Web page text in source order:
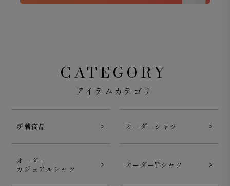
CATEGORY
アイテムカテゴリ
新着商品 オーダーシャツ
オーダー
カジュアルシャツ
オーダーTシャツ